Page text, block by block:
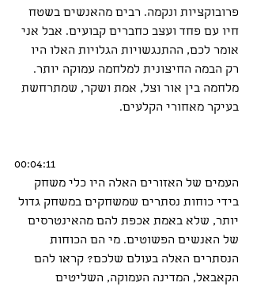
פרובוקציות ונקמה. רבים מהאנשים בשטח
חיו עם פחד ועצב כחברים קבועים. אבל אני
אומר לכם, ההתנגשויות הגלויות האלו היו
רק הבמה החיצונית למלחמה עמוקה יותר.
מלחמה בין אור וצל, אמת ושקר, שמתרחשת
בעיקר מאחורי הקלעים.
00:04:11
העמים של האזורים האלה היו כלי משחק
בידי כוחות נסתרים שמשחקים במשחק גדול
יותר, שלא באמת אכפת להם מהאינטרסים
של האנשים הפשוטים. מי הם הכוחות
הנסתרים האלה בעולם שלכם? קראו להם
הקאבאל, המדינה העמוקה, השליטים